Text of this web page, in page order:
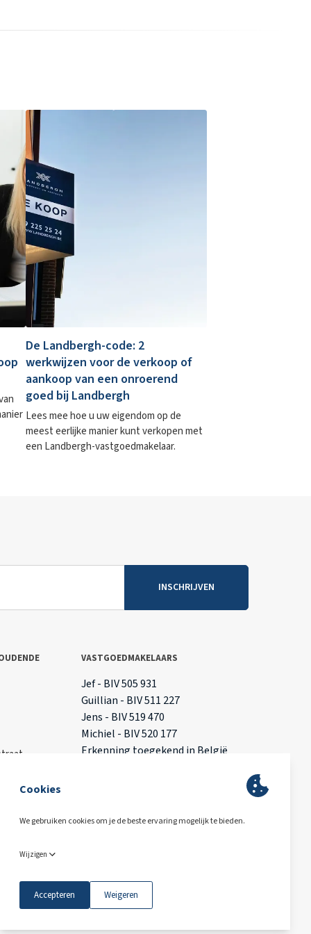
De Landbergh-code: 2
werkwijzen voor de verkoop of
aankoop van een onroerend
goed bij Landbergh
Lees mee hoe u uw eigendom op de
meest eerlijke manier kunt verkopen met
een Landbergh-vastgoedmakelaar.
INSCHRIJVEN
VASTGOEDMAKELAARS
Jef - BIV 505 931
Guillian - BIV 511 227
Jens - BIV 519 470
Michiel - BIV 520 177
Erkenning toegekend in België